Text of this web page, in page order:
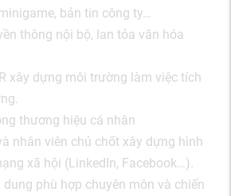
bản tin công ty…
thông nội bộ, lan tỏa văn hóa
xây dựng môi trường làm việc tích
thương hiệu cá nhân
nhân viên chủ chốt xây dựng hình
xã hội (LinkedIn, Facebook…).
phù hợp chuyên môn và chiến